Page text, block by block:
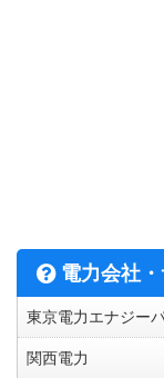
電力会社
東京電力エナジー
関西電力